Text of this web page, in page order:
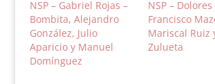
NSP – Gabriel Rojas –
Bombita, Alejandro
González, Julio
Aparicio y Manuel
Domínguez
NSP –
Francisco
Mariscal Ruiz
Zulueta